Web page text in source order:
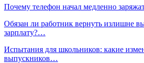
Почему телефон начал медленно
Обязан ли работник вернуть излишне
зарплату?…
Испытания для школьников: какие
выпускников…